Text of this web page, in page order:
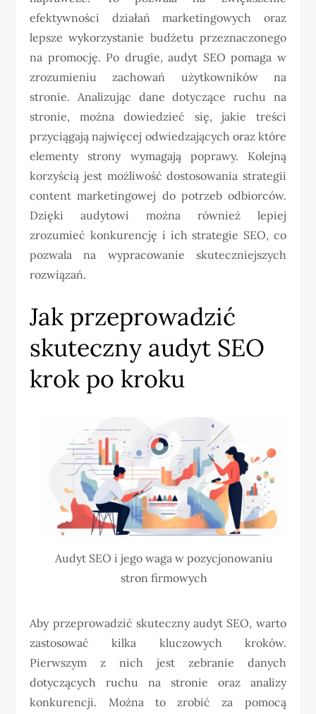
efektywności działań marketingowych oraz
lepsze wykorzystanie budżetu przeznaczonego
na promocję. Po drugie, audyt SEO pomaga w
zrozumieniu zachowań użytkowników na
stronie. Analizując dane dotyczące ruchu na
stronie, można dowiedzieć się, jakie treści
przyciągają najwięcej odwiedzających oraz które
elementy strony wymagają poprawy. Kolejną
korzyścią jest możliwość dostosowania strategii
content marketingowej do potrzeb odbiorców.
Dzięki audytowi można również lepiej
zrozumieć konkurencję i ich strategie SEO, co
pozwala na wypracowanie skuteczniejszych
rozwiązań.
Jak przeprowadzić
skuteczny audyt SEO
krok po kroku
Audyt SEO i jego waga w pozycjonowaniu
stron firmowych
Aby przeprowadzić skuteczny audyt SEO, warto
zastosować kilka kluczowych kroków.
Pierwszym z nich jest zebranie danych
dotyczących ruchu na stronie oraz analizy
konkurencji. Można to zrobić za pomocą